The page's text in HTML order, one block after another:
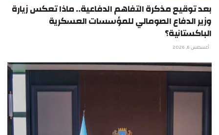
بعد توقيع مذكرة التفاهم الدفاعية.. ماذا تعكس زيارة
وزير الدفاع الصومالي للمؤسسات العسكرية
الباكستانية؟
أغسطس 6, 2026